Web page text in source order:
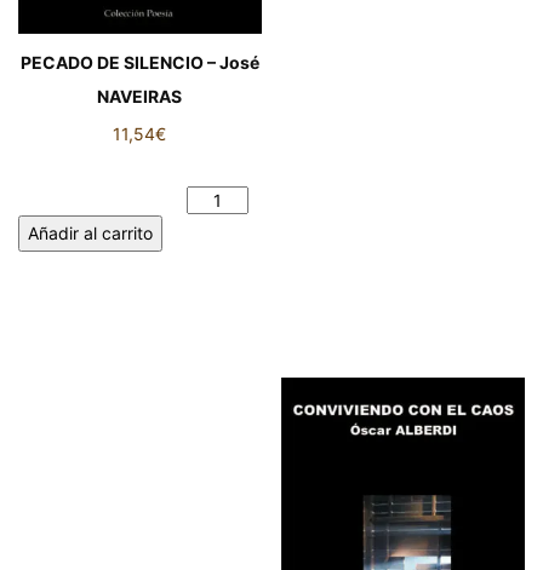
PECADO DE SILENCIO – José
NAVEIRAS
11,54€
Añadir al carrito